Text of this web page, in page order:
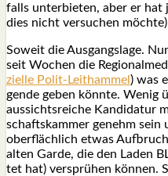
falls unter­bie­ten, aber er hat
dies nicht ver­su­chen
Soweit die Aus­gangs­la­ge.
seit Wochen die
zi­el­le Polit-Leit­ham­mel ) was
gen­de geben könn­te. Wenig
aus­sichts­rei­che Kan­di­da­tur
schafts­kam­mer genehm sein
ober­fläch­lich etwas
alten Gar­de, die den Laden
tet hat) ver­sprü­hen kön­nen.